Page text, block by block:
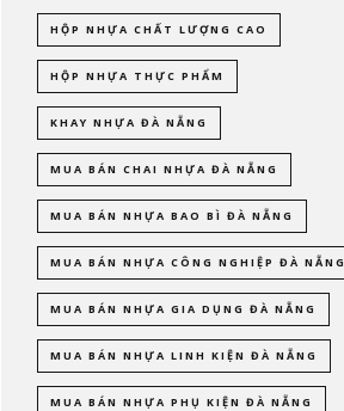
HỘP NHỰA CHẤT LƯỢNG CAO
HỘP NHỰA THỰC PHẨM
KHAY NHỰA ĐÀ NẴNG
MUA BÁN CHAI NHỰA ĐÀ NẴNG
MUA BÁN NHỰA BAO BÌ ĐÀ NẴNG
MUA BÁN NHỰA CÔNG NGHIỆP ĐÀ NẴNG
MUA BÁN NHỰA GIA DỤNG ĐÀ NẴNG
MUA BÁN NHỰA LINH KIỆN ĐÀ NẴNG
MUA BÁN NHỰA PHỤ KIỆN ĐÀ NẴNG